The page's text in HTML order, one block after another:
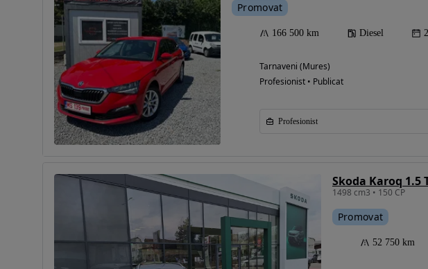
Promovat
166 500 km Diesel
Tarnaveni (Mures)
Profesionist • Publicat
Profesionist
Skoda Karoq 1.5
1498 cm3 • 150 CP
Promovat
52 750 km